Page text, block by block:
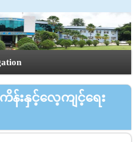
းနှင့်လေ့ကျင့်ရေး